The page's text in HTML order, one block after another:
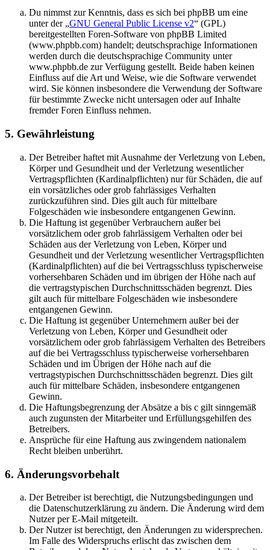
Du nimmst zur Kenntnis, dass es sich bei phpBB um eine
unter der „GNU General Public License v2“ (GPL)
bereitgestellten Foren-Software von phpBB Limited
(www.phpbb.com) handelt; deutschsprachige Informationen
werden durch die deutschsprachige Community unter
www.phpbb.de zur Verfügung gestellt. Beide haben keinen
Einfluss auf die Art und Weise, wie die Software verwendet
wird. Sie können insbesondere die Verwendung der Software
für bestimmte Zwecke nicht untersagen oder auf Inhalte
fremder Foren Einfluss nehmen.
5. Gewährleistung
Der Betreiber haftet mit Ausnahme der Verletzung von Leben,
Körper und Gesundheit und der Verletzung wesentlicher
Vertragspflichten (Kardinalpflichten) nur für Schäden, die auf
ein vorsätzliches oder grob fahrlässiges Verhalten
zurückzuführen sind. Dies gilt auch für mittelbare
Folgeschäden wie insbesondere entgangenen Gewinn.
Die Haftung ist gegenüber Verbrauchern außer bei
vorsätzlichem oder grob fahrlässigem Verhalten oder bei
Schäden aus der Verletzung von Leben, Körper und
Gesundheit und der Verletzung wesentlicher Vertragspflichten
(Kardinalpflichten) auf die bei Vertragsschluss typischerweise
vorhersehbaren Schäden und im übrigen der Höhe nach auf
die vertragstypischen Durchschnittsschäden begrenzt. Dies
gilt auch für mittelbare Folgeschäden wie insbesondere
entgangenen Gewinn.
Die Haftung ist gegenüber Unternehmern außer bei der
Verletzung von Leben, Körper und Gesundheit oder
vorsätzlichem oder grob fahrlässigem Verhalten des Betreibers
auf die bei Vertragsschluss typischerweise vorhersehbaren
Schäden und im Übrigen der Höhe nach auf die
vertragstypischen Durchschnittsschäden begrenzt. Dies gilt
auch für mittelbare Schäden, insbesondere entgangenen
Gewinn.
Die Haftungsbegrenzung der Absätze a bis c gilt sinngemäß
auch zugunsten der Mitarbeiter und Erfüllungsgehilfen des
Betreibers.
Ansprüche für eine Haftung aus zwingendem nationalem
Recht bleiben unberührt.
6. Änderungsvorbehalt
Der Betreiber ist berechtigt, die Nutzungsbedingungen und
die Datenschutzerklärung zu ändern. Die Änderung wird dem
Nutzer per E-Mail mitgeteilt.
Der Nutzer ist berechtigt, den Änderungen zu widersprechen.
Im Falle des Widerspruchs erlischt das zwischen dem